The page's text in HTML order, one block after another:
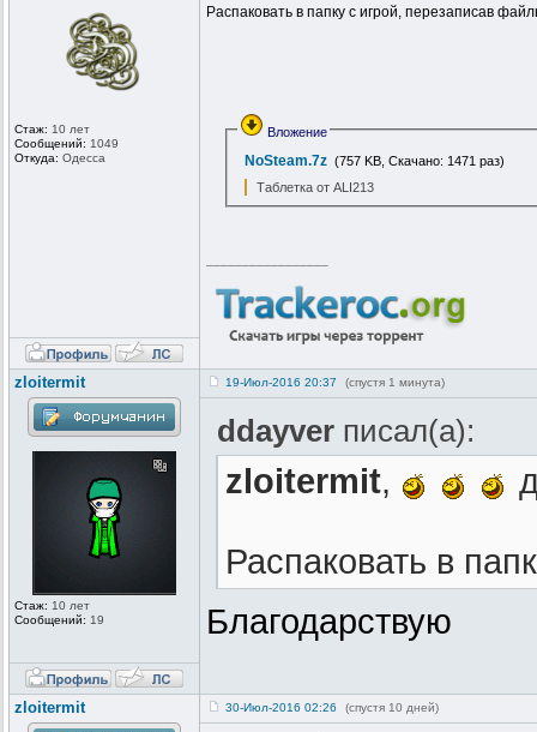
Стаж: 10 лет
Сообщений: 1049
Откуда: Одесса
Распаковать в папку с игрой, перезаписав
Вложение
NoSteam.7z (757 KB, Скачано: 1471 раз)
Таблетка от ALI213
zloitermit
Стаж: 10 лет
Сообщений: 19
19-Июл-2016 20:37 (спустя 1 минута)
ddayverписал(а):
zloitermit,
Распаковать в
Благодарствую
zloitermit 30-Июл-2016 02:26 (спустя 10 дней)